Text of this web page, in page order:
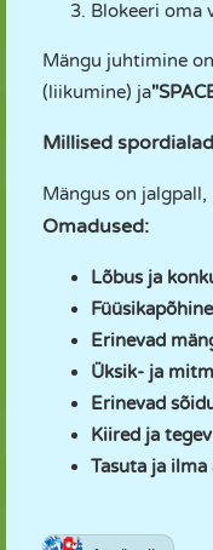
Blokeeri oma
Mängu juhtimine
(liikumine) ja
Millised
Mängus on
Omadused:
Lõbus ja
Erinevad
Üksik- ja
Erinevad
Kiired ja
Tasuta ja